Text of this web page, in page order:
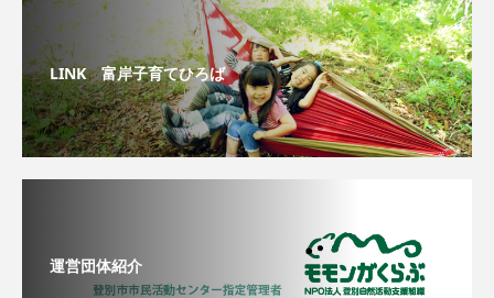
LINK 富岸子育てひろば
運営団体紹介